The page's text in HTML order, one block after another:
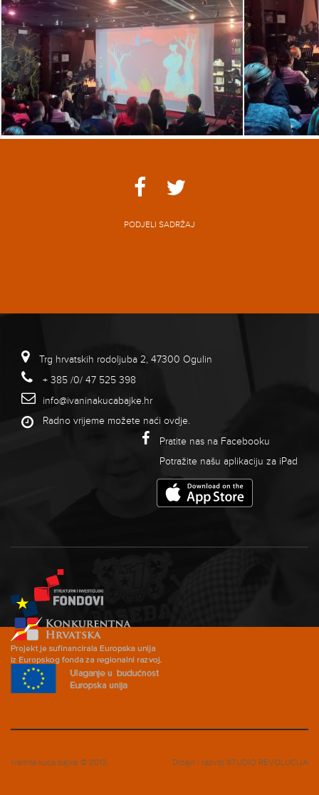
PODJELI SADRŽAJ
Trg hrvatskih rodoljuba 2, 47300 Ogulin
+ 385 /0/ 47 525 398
info@ivaninakucabajke.hr
Radno vrijeme možete naći ovdje.
Pratite nas na Facebooku
Potražite našu aplikaciju za iPad
Ivanina kuća bajke © 2013. Dizajn i razvoj STUDIO REVOLUCIJA